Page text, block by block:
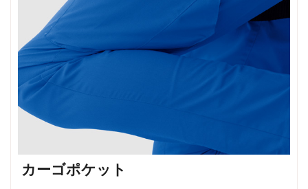
カーゴポケット